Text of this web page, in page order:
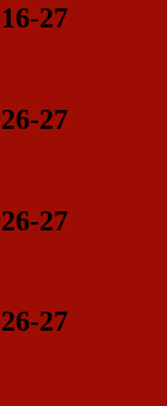
27
27
27
27